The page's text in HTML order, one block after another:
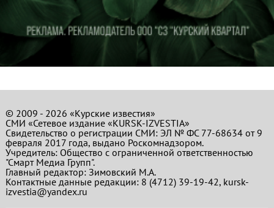
© 2009 - 2026 «Курские известия»
СМИ «Сетевое издание «KURSK-IZVESTIA»
Свидетельство о регистрации СМИ: ЭЛ № ФС 77-68634 от 9
февраля 2017 года, выдано Роскомнадзором.
Учредитель: Общество с ограниченной ответственностью
"Смарт Медиа Групп".
Главный редактор:Зимовский М.А.
Контактные данные редакции: 8 (4712) 39-19-42, kursk-
izvestia@yandex.ru